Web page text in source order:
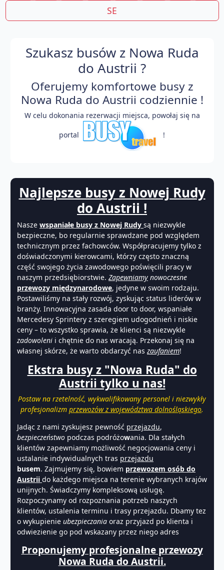
SE
Szukasz busów z Nowa Ruda
do Austrii ?
Oferujemy komfortowe busy z
Nowa Ruda do Austrii codziennie !
W celu dokonania rezerwacji miejsca, powołaj się na
portal !
Najlepsze busy z Nowej Rudy
do Austrii !
Nasze wspaniałe busy z Nowej Rudy są niezwykle
bezpieczne, bo regularnie sprawdzane pod względem
technicznym przez fachowców. Współpracujemy tylko z
doświadczonymi kierowcami, którzy często znaczną
część swojego życia zawodowego poświęcili pracy w
naszym przedsiębiorstwie. Zapewniamy nowoczesne
przewozy międzynarodowe, jedyne w swoim rodzaju.
Postawiliśmy na stały rozwój, zyskując status liderów w
branży. Innowacyjna zasada door to door, wspaniałe
Mercedesy Sprintery z szeregiem udogodnień i niskie
ceny – to wszystko sprawia, że klienci są niezwykle
zadowoleni i chętnie do nas wracają. Przekonaj się na
własnej skórze, że warto obdarzyć nas zaufaniem!
Ekstra busy z "Nowa Ruda" do
Austrii tylko u nas!
Postaw na rzetelność, wykwalifikowany personel i niezwykły
profesjonalizm przewozów z województwa dolnośląskiego.
Jadąc z nami zyskujesz pewność przejazdu,
bezpieczeństwo podczas podróżowania. Dla stałych
klientów zapewniamy możliwość negocjowania ceny i
ustalanie indywidualnych tras przejazdu
busem. Zajmujemy się, bowiem przewozem osób do
Austrii do każdego miejsca na terenie wybranych krajów
unijnych. Świadczymy kompleksową usługę.
Rozpoczynamy od rozpoznania potrzeb naszych
klientów, ustalenia terminu i trasy przejazdu. Dbamy tez
o wykupienie ubezpieczania oraz przyjazd po klienta i
odwiezienie go pod wskazany przez niego adres
Proponujemy profesjonalne przewozy
Nowa Ruda do Austrii.